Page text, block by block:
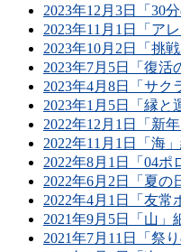
2023年12月3日「30
2023年11月1日「ア
2023年10月2日「挑
2023年7月5日「復活
2023年4月8日「サク
2023年1月5日「縁と
2022年12月1日「新
2022年11月1日「海
2022年8月1日「04
2022年6月2日「夏の
2022年4月1日「友常
2021年9月5日「山」
2021年7月11日「祭